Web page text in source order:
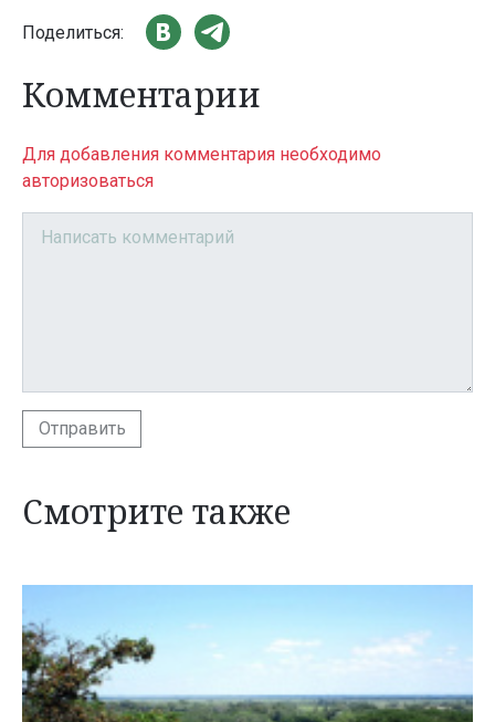
Поделиться:
Комментарии
Для добавления комментария необходимо
авторизоваться
Отправить
Смотрите также